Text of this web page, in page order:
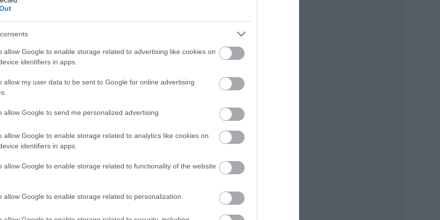
allow Google to enable storage related to advertising like cookies on
identifiers in apps.
allow my user data to be sent to Google for online advertising
allow Google to send me personalized advertising.
allow Google to enable storage related to analytics like cookies on
identifiers in apps.
allow Google to enable storage related to functionality of the website
allow Google to enable storage related to personalization.
sírtak. Vagy amikor
jelenetét.Beaugyanis leírta Ribizliálom című
kiderült, hogy gyerekkorában Sandokan volt a
, a színház munkatársa tündéri jelenetet
és Schneider Zoltán
a vásznon és a színpadon is
fetrengett a nevetéstől. Nekem ez nagyon sokat
230-an vannak és nem ötszáz- vagy akár
szabadságát, vagy Az estét vezettem.
próbálom feltárni, ami másfajta hozzáállást
közéleti témákról. Azt, hogy a Libikóka mekkora
kelek és fekszem. A vendégek kitalálása,
jelenetek legyenek, a promóció, a jegyeladás, a
sorolhatnám, rengeteg munkát jelentenek, még akkor
kollégám,